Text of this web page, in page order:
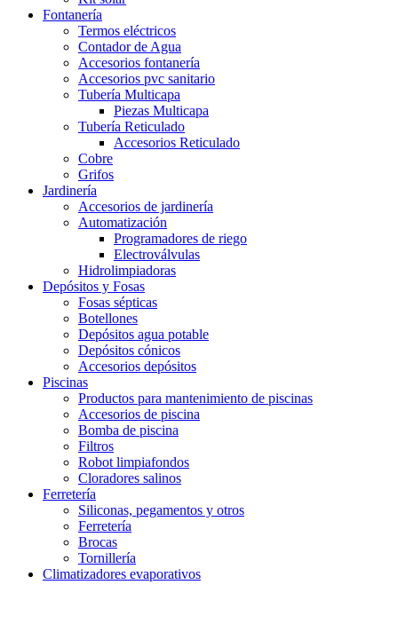
Fontanería
Termos eléctricos
Contador de Agua
Accesorios fontanería
Accesorios pvc sanitario
Tubería Multicapa
Piezas Multicapa
Tubería Reticulado
Accesorios Reticulado
Cobre
Grifos
Jardinería
Accesorios de jardinería
Automatización
Programadores de riego
Electroválvulas
Hidrolimpiadoras
Depósitos y Fosas
Fosas sépticas
Botellones
Depósitos agua potable
Depósitos cónicos
Accesorios depósitos
Piscinas
Productos para mantenimiento de piscinas
Accesorios de piscina
Bomba de piscina
Filtros
Robot limpiafondos
Cloradores salinos
Ferretería
Siliconas, pegamentos y otros
Ferretería
Brocas
Tornillería
Climatizadores evaporativos